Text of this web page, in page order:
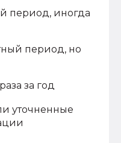
период, иногда
период, но
за год
уточненные